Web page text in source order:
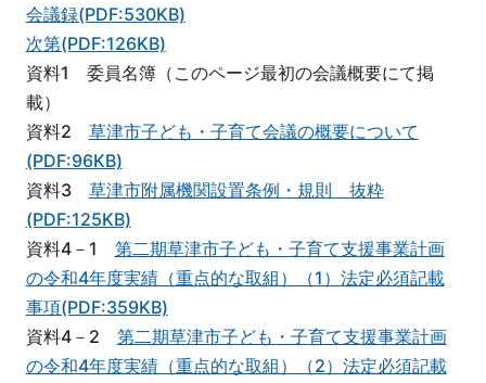
会議録(PDF:530KB)
次第(PDF:126KB)
資料1 委員名簿（このページ最初の会議概要にて掲
載）
資料2 草津市子ども・子育て会議の概要について
(PDF:96KB)
資料3 草津市附属機関設置条例・規則 抜粋
(PDF:125KB)
資料4－1 第二期草津市子ども・子育て支援事業計画
の令和4年度実績（重点的な取組）（1）法定必須記載
事項(PDF:359KB)
資料4－2 第二期草津市子ども・子育て支援事業計画
の令和4年度実績（重点的な取組）（2）法定必須記載